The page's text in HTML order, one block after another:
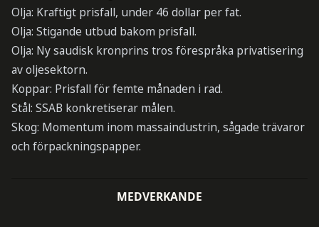
Olja: Kraftigt prisfall, under 46 dollar per fat.
Olja: Stigande utbud bakom prisfall.
Olja: Ny saudisk kronprins tros förespråka privatisering
av oljesektorn.
Koppar: Prisfall för femte månaden i rad.
Stål: SSAB konkretiserar målen.
Skog: Momentum inom massaindustrin, sågade trävaror
och förpackningspapper.
MEDVERKANDE